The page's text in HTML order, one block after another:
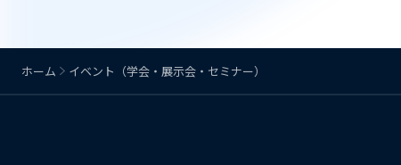
ホーム イベント（学会・展示会・セミナー）